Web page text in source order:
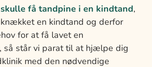
få tandpine i en kindtand,
en kindtand og derfor
for at få lavet en
så står vi parat til at hjælpe dig
med den nødvendige